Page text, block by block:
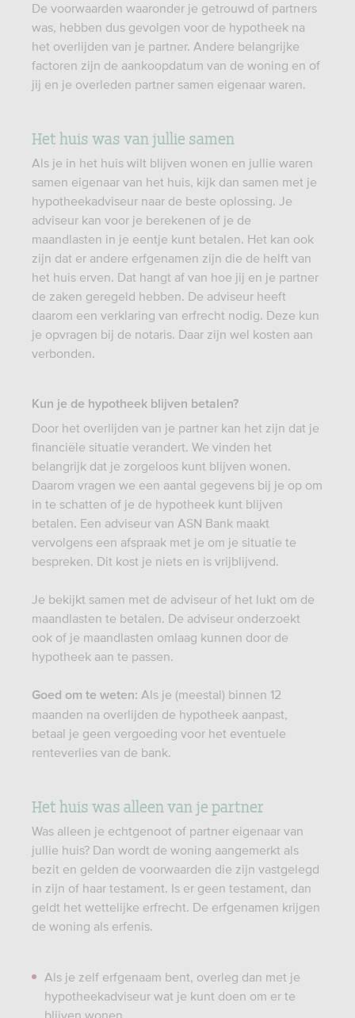
De voorwaarden waaronder je getrouwd of partners
was, hebben dus gevolgen voor de hypotheek na
het overlijden van je partner. Andere belangrijke
factoren zijn de aankoopdatum van de woning en of
jij en je overleden partner samen eigenaar waren.
Het huis was van jullie samen
Als je in het huis wilt blijven wonen en jullie waren
samen eigenaar van het huis, kijk dan samen met je
hypotheekadviseur naar de beste oplossing. Je
adviseur kan voor je berekenen of je de
maandlasten in je eentje kunt betalen. Het kan ook
zijn dat er andere erfgenamen zijn die de helft van
het huis erven. Dat hangt af van hoe jij en je partner
de zaken geregeld hebben. De adviseur heeft
daarom een verklaring van erfrecht nodig. Deze kun
je opvragen bij de notaris. Daar zijn wel kosten aan
verbonden.
Kun je de hypotheek blijven betalen?
Door het overlijden van je partner kan het zijn dat je
financiële situatie verandert. We vinden het
belangrijk dat je zorgeloos kunt blijven wonen.
Daarom vragen we een aantal gegevens bij je op om
in te schatten of je de hypotheek kunt blijven
betalen. Een adviseur van ASN Bank maakt
vervolgens een afspraak met je om je situatie te
bespreken. Dit kost je niets en is vrijblijvend.
Je bekijkt samen met de adviseur of het lukt om de
maandlasten te betalen. De adviseur onderzoekt
ook of je maandlasten omlaag kunnen door de
hypotheek aan te passen.
Goed om te weten: Als je (meestal) binnen 12
maanden na overlijden de hypotheek aanpast,
betaal je geen vergoeding voor het eventuele
renteverlies van de bank.
Het huis was alleen van je partner
Was alleen je echtgenoot of partner eigenaar van
jullie huis? Dan wordt de woning aangemerkt als
bezit en gelden de voorwaarden die zijn vastgelegd
in zijn of haar testament. Is er geen testament, dan
geldt het wettelijke erfrecht. De erfgenamen krijgen
de woning als erfenis.
Als je zelf erfgenaam bent, overleg dan met je
hypotheekadviseur wat je kunt doen om er te
blijven wonen.